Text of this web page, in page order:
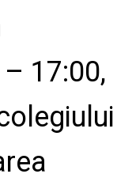
17:00,